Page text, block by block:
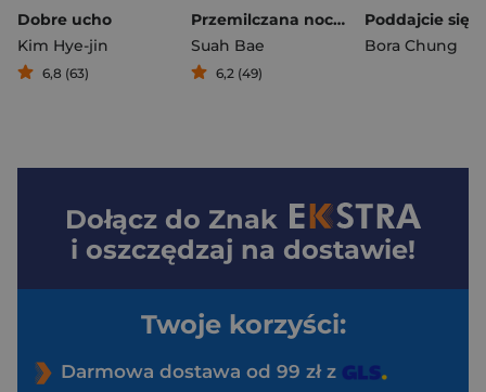
Dobre ucho
Kim Hye-jin
6,8 (63)
Przemilczana noc i dzień
Suah Bae
6,2 (49)
Bora Chung
Dołącz do Znak
i oszczędzaj na dostawie!
Twoje korzyści:
Darmowa dostawa od 99 zł z